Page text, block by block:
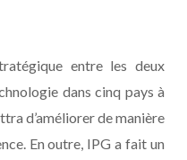
entre les deux
dans cinq pays à
d’améliorer de manière
En outre, IPG a fait un